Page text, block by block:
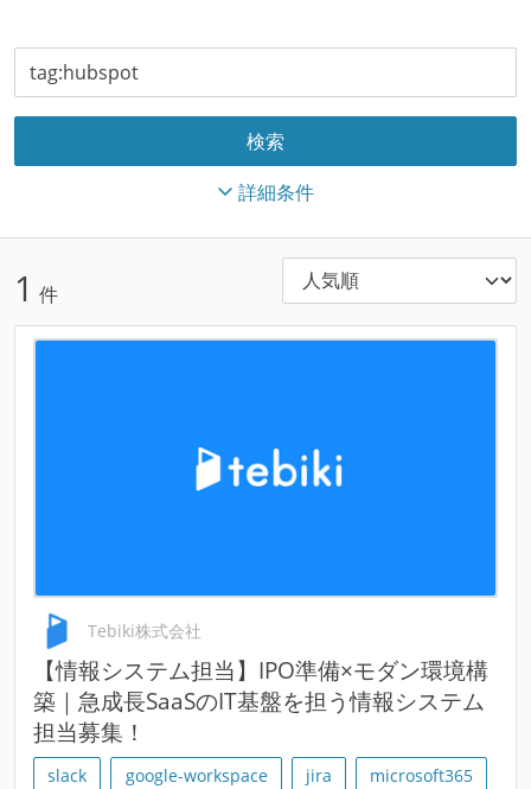
詳細条件
1 件
Tebiki株式会社
【情報システム担当】IPO準備×モダン環境構
築｜急成長SaaSのIT基盤を担う情報システム
担当募集！
slack google-workspace jira
microsoft365